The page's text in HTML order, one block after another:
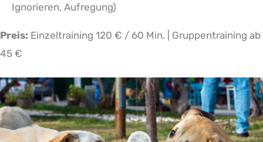
Ignorieren, Aufregung)
Preis: Einzeltraining 120 € / 60 Min. | Gruppentraining ab
45 €